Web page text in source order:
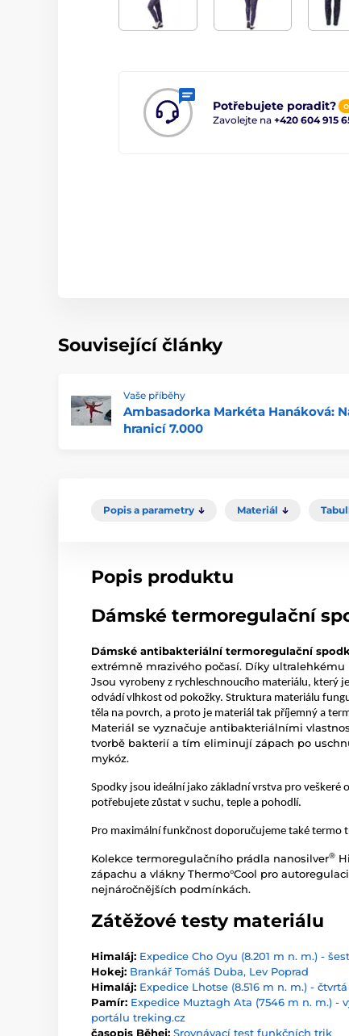
Potřebujete poradit?
Zavolejte na +420 604 915
Související články
Vaše příběhy
Ambasadorka Markéta Hanáková:
hranicí 7.000
Popis a parametry Materiál
Popis produktu
Dámské termoregulační
Dámské antibakteriální termoregulační
extrémně mrazivého počasí. Díky
Jsou vyrobeny z rychleschnoucího materiálu, který
odvádí vlhkost od pokožky. Struktura materiálu
těla na povrch, a proto je materiál tak příjemný a
Materiál se vyznačuje antibakteriálními
tvorbě bakterií a tím eliminují zápach po
mykóz.
Spodky jsou ideální jako základní vrstva pro
potřebujete zůstat v suchu, teple a pohodlí.
Pro maximální funkčnost doporučujeme také termo
Kolekce termoregulačního prádla nanosilver®
zápachu a vlákny Thermo°Cool pro
nejnáročnějších podmínkách.
Zátěžové testy materiálu
Himaláj: Expedice Cho Oyu (8.201 m n. m.) -
Hokej: Brankář Tomáš Duba, Lev Poprad
Himaláj: Expedice Lhotse (8.516 m n. m.) -
Pamír: Expedice Muztagh Ata (7546 m n. m.) -
portálu treking.cz
časopis Běhej: Srovnávací test funkčních trik